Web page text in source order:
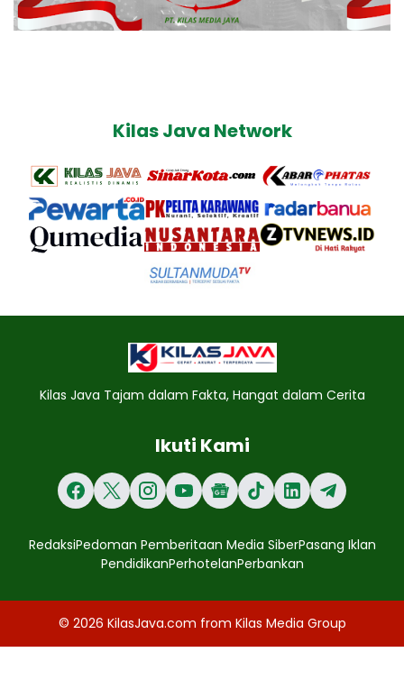
Kilas Java Network
Kilas Java Tajam dalam Fakta, Hangat dalam Cerita
Ikuti Kami
RedaksiPedoman Pemberitaan Media SiberPasang Iklan
PendidikanPerhotelanPerbankan
© 2026 KilasJava.com from Kilas Media Group